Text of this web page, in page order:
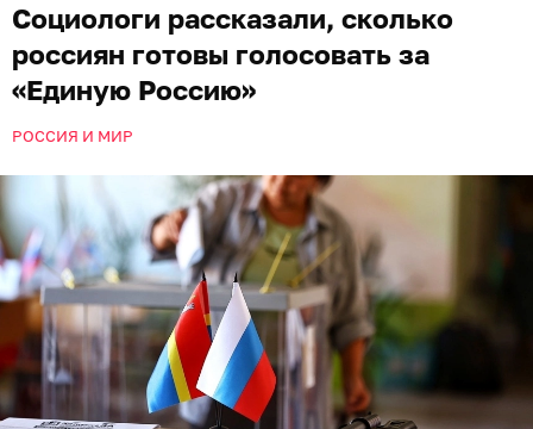
Социологи рассказали, сколько
россиян готовы голосовать за
«Единую Россию»
РОССИЯ И МИР